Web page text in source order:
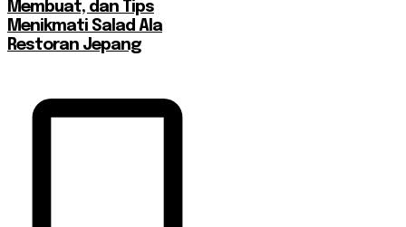
Membuat, dan Tips
Menikmati Salad Ala
Restoran Jepang